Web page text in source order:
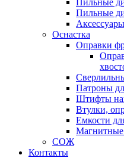
Пильные
Оснастка
Оправки
Патроны
Штифты
Втулки,
Емкости
Магнитные
СОЖ
Контакты